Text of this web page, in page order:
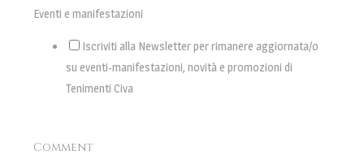
Eventi e manifestazioni
Iscriviti alla Newsletter per rimanere aggiornata/o
su eventi-manifestazioni, novità e promozioni di
Tenimenti Civa
Comment